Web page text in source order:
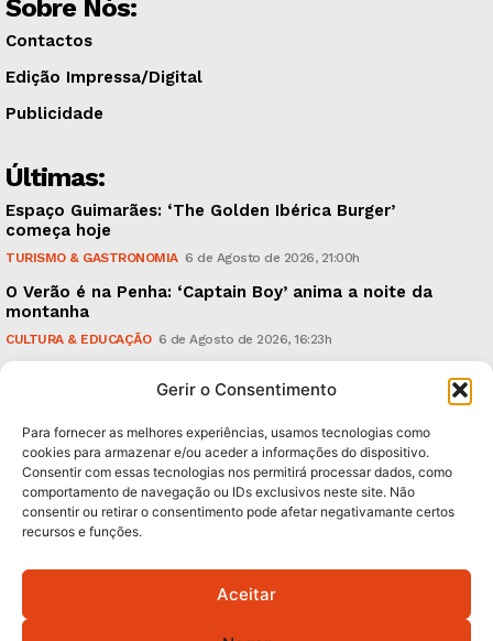
Gerir o Consentimento
Para fornecer as melhores experiências, usamos tecnologias como
cookies para armazenar e/ou aceder a informações do dispositivo.
Consentir com essas tecnologias nos permitirá processar dados, como
comportamento de navegação ou IDs exclusivos neste site. Não
consentir ou retirar o consentimento pode afetar negativamante certos
recursos e funções.
Aceitar
Sobre Nós:
Contactos
Edição Impressa/Digital
Publicidade
Últimas:
Espaço Guimarães: ‘The Golden Ibérica Burger’
começa hoje
TURISMO & GASTRONOMIA 6 de Agosto de 2026, 21:00h
O Verão é na Penha: ‘Captain Boy’ anima a noite da
montanha
CULTURA & EDUCAÇÃO 6 de Agosto de 2026, 16:23h
em causa”, garante Ricardo Araújo
Subscreva Newsletter:
QUERO ADERIR